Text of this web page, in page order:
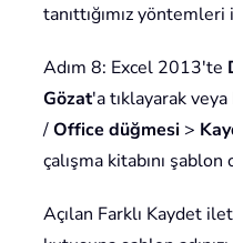
tanıttığımız
Adım 8: Excel 2013'te
Gözat'a tıklayarak
/Office düğmesi >
çalışma kitabını
Açılan Farklı Kaydet